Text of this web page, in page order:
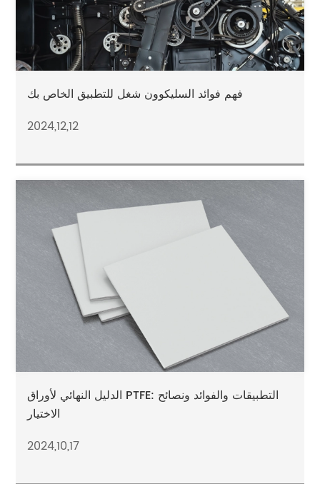
فهم فوائد السليكوون شغل للتطبيق الخاص بك
2024,12,12
الدليل النهائي لأوراق PTFE: التطبيقات والفوائد ونصائح
الاختيار
2024,10,17